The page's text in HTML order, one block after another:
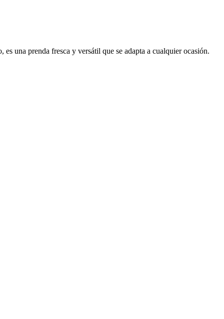
una prenda fresca y versátil que se adapta a cualquier ocasión.